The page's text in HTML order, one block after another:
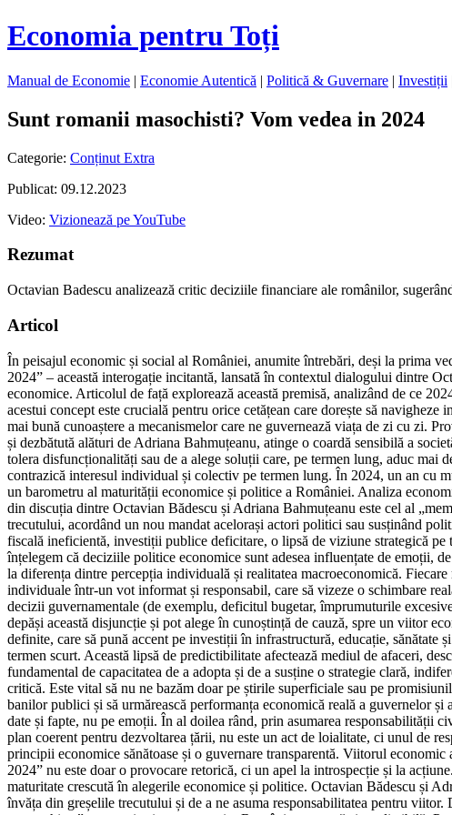
Economia pentru Toți
Manual de Economie | Economie Autentică | Politică & Guvernare | Investiții
Sunt romanii masochisti? Vom vedea in 2024
Categorie: Conținut Extra
Publicat: 09.12.2023
Video: Vizionează pe YouTube
Rezumat
Octavian Badescu analizează critic deciziile financiare ale românilor,
Articol
În peisajul economic și social al României, anumite întrebări, deși la prima
2024” – această interogație incitantă, lansată în contextul dialogului dintre
economice. Articolul de față explorează această premisă, analizând de ce
acestui concept este crucială pentru orice cetățean care dorește să
mai bună cunoaștere a mecanismelor care ne guvernează viața de zi cu zi.
și dezbătută alături de Adriana Bahmuțeanu, atinge o coardă sensibilă a
tolera disfuncționalități sau de a alege soluții care, pe termen lung, aduc mai
contrazică interesul individual și colectiv pe termen lung. În 2024, un an cu
un barometru al maturității economice și politice a României. Analiza
din discuția dintre Octavian Bădescu și Adriana Bahmuțeanu este cel al
trecutului, acordând un nou mandat acelorași actori politici sau susținând
fiscală ineficientă, investiții publice deficitare, o lipsă de viziune strategică
înțelegem că deciziile politice economice sunt adesea influențate de emoții,
la diferența dintre percepția individuală și realitatea macroeconomică.
individuale într-un vot informat și responsabil, care să vizeze o schimbare
decizii guvernamentale (de exemplu, deficitul bugetar, împrumuturile
depăși această disjuncție și pot alege în cunoștință de cauză, spre un viitor
definite, care să pună accent pe investiții în infrastructură, educație, sănătate
termen scurt. Această lipsă de predictibilitate afectează mediul de afaceri,
fundamental de capacitatea de a adopta și de a susține o strategie clară,
critică. Este vital să nu ne bazăm doar pe știrile superficiale sau pe
banilor publici și să urmărească performanța economică reală a guvernelor
date și fapte, nu pe emoții. În al doilea rând, prin asumarea responsabilității
plan coerent pentru dezvoltarea țării, nu este un act de loialitate, ci unul de
principii economice sănătoase și o guvernare transparentă. Viitorul
2024” nu este doar o provocare retorică, ci un apel la introspecție și la
maturitate crescută în alegerile economice și politice. Octavian Bădescu și
învăța din greșelile trecutului și de a ne asuma responsabilitatea pentru